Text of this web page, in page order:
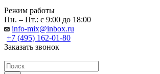
Режим работы
Пн. – Пт.: с 9:00 до 18:00
info-mix@inbox.ru
+7 (495) 162-01-80
Заказать звонок